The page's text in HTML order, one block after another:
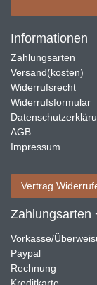
Informationen
Zahlungsarten
Versand(kosten)
Widerrufsrecht
Widerrufsformular
AGB
Impressum
Vertrag
Zahlungsarten
Vorkasse/
Paypal
Rechnung